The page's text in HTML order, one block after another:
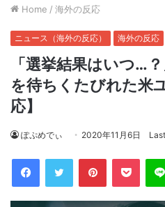
Home / 海外の反応
ニュース（海外の反応） 海外の反応
「選挙結果はいつ…
を待ちくたびれた米
応】
ぽぷめでぃ 2020年11月6日
FacebookTwitter Pinterest